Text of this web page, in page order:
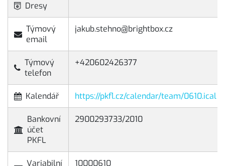
Dresy
Týmový
email
jakub.stehno@brightbox.cz
Týmový
telefon
+420602426377
Kalendář https://pkfl.cz/calendar/team/0610.ical
Bankovní
účet
PKFL
2900293733/2010
Variabilní
10000610